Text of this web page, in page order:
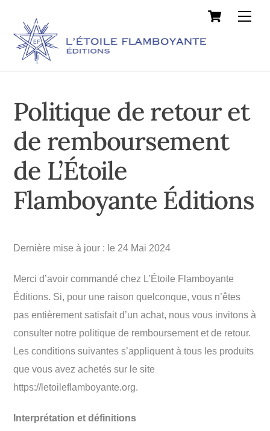
content
Cart
Politique de retour et
de remboursement
de L’Étoile
Flamboyante Éditions
Dernière mise à jour : le 24 Mai 2024
Merci d’avoir commandé chez L’Étoile Flamboyante
Éditions. Si, pour une raison quelconque, vous n’êtes
pas entièrement satisfait d’un achat, nous vous invitons à
consulter notre politique de remboursement et de retour.
Les conditions suivantes s’appliquent à tous les produits
que vous avez achetés sur le site
https://letoileflamboyante.org.
Interprétation et définitions